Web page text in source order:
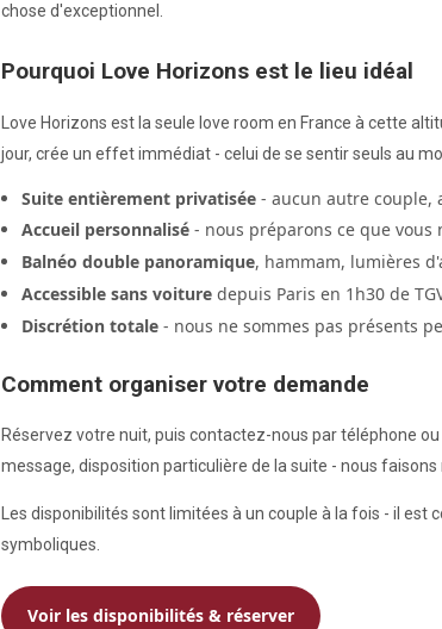
chose d'exceptionnel.
Pourquoi Love Horizons est le lieu idéal
Love Horizons est la seule love room en France à cette
jour, crée un effet immédiat - celui de se sentir seuls au
Suite entièrement privatisée- aucun autre couple,
Accueil personnalisé- nous préparons ce que vous
Balnéo double panoramique, hammam, lumières
Accessible sans voituredepuis Paris en 1h30 de
Discrétion totale- nous ne sommes pas présents
Comment organiser votre demande
Réservez votre nuit, puis contactez-nous par téléphone
message, disposition particulière de la suite - nous
Les disponibilités sont limitées à un couple à la fois - il
symboliques.
Voir les disponibilités & réserver